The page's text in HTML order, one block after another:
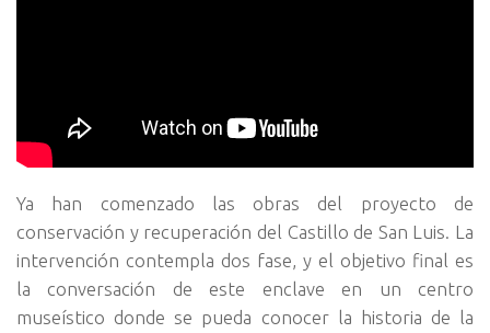
Ya han comenzado las obras del proyecto de
conservación y recuperación del Castillo de San Luis. La
intervención contempla dos fase, y el objetivo final es
la conversación de este enclave en un centro
museístico donde se pueda conocer la historia de la